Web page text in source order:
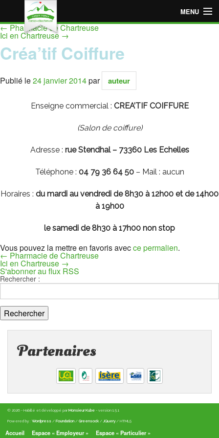
MENU
Accueil
Espace « Employeur »
Espace « Particulier »
Points de vente adhérents
Devenir point de vente adhérent
←Pharmacie de Chartreuse
Ici en Chartreuse →
Créa’tif Coiffure
Publié le24 janvier 2014par auteur
Enseigne commercial : CREA’TIF COIFFURE
(Salon de coiffure)
Adresse : rue Stendhal – 73360 Les Echelles
Téléphone : 04 79 36 64 50 – Mail : aucun
Horaires : du mardi au vendredi de 8h30 à 12h00 et de 14h00
à 19h00
le samedi de 8h30 à 17h00 non stop
Vous pouvez la mettre en favoris avecce permalien.
← Pharmacie de Chartreuse
Ici en Chartreuse →
S'abonner au flux RSS
Rechercher :
Partenaires
© 2026 - Habillé et développé parMonsieur Kube - version 1.5.1
Powered by : Wordpress / Foundation / Greensock /JQuery/ HTML5
Accueil Espace « Employeur »
Espace « Particulier »